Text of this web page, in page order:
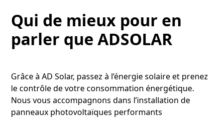
Qui de mieux pour en
parler que ADSOLAR
Grâce à AD Solar, passez à l’énergie solaire et prenez
le contrôle de votre consommation énergétique.
Nous vous accompagnons dans l’installation de
panneaux photovoltaïques performants